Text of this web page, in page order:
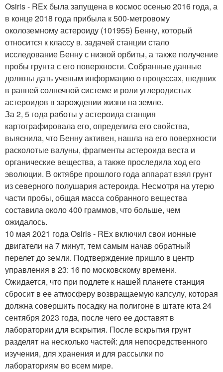
Osiris - REx была запущена в космос осенью 2016 года, а
в конце 2018 года прибыла к 500-метровому
околоземному астероиду (101955) Бенну, который
относится к классу в. задачей станции стало
исследование Бенну с низкой орбиты, а также получение
пробы грунта с его поверхности. Собранные данные
должны дать ученым информацию о процессах, шедших
в ранней солнечной системе и роли углеродистых
астероидов в зарождении жизни на земле.
За 2, 5 года работы у астероида станция
картографировала его, определила его свойства,
выяснила, что Бенну активен, нашла на его поверхности
расколотые валуны, фрагменты астероида веста и
органические вещества, а также проследила ход его
эволюции. В октябре прошлого года аппарат взял грунт
из северного полушария астероида. Несмотря на утерю
части пробы, общая масса собранного вещества
составила около 400 граммов, что больше, чем
ожидалось.
10 мая 2021 года Osiris - REx включил свои ионные
двигатели на 7 минут, тем самым начав обратный
перелет до земли. Подтверждение пришло в центр
управления в 23: 16 по московскому времени.
Ожидается, что при подлете к нашей планете станция
сбросит в ее атмосферу возвращаемую капсулу, которая
должна совершить посадку на полигоне в штате юта 24
сентября 2023 года, после чего ее доставят в
лаборатории для вскрытия. После вскрытия грунт
разделят на несколько частей: для непосредственного
изучения, для хранения и для рассылки по
лабораториям во всем мире.